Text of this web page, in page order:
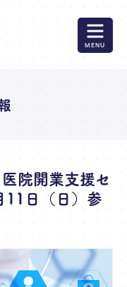
MENU
院開業支援セ
11日（日）参